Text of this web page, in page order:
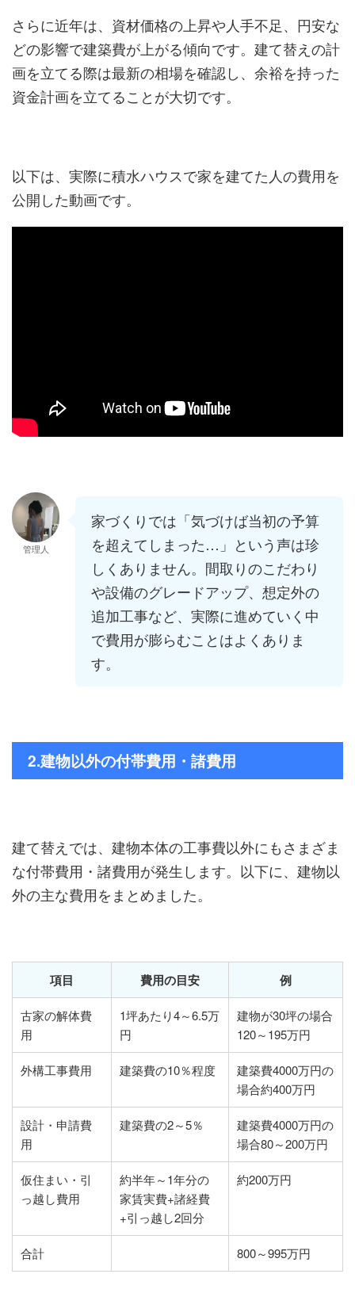
さらに近年は、資材価格の上昇や人手不足、円安な
どの影響で建築費が上がる傾向です。建て替えの計
画を立てる際は最新の相場を確認し、余裕を持った
資金計画を立てることが大切です。
以下は、実際に積水ハウスで家を建てた人の費用を
公開した動画です。
管理人
家づくりでは「気づけば当初の予算
を超えてしまった…」という声は珍
しくありません。間取りのこだわり
や設備のグレードアップ、想定外の
追加工事など、実際に進めていく中
で費用が膨らむことはよくありま
す。
2.建物以外の付帯費用・諸費用
建て替えでは、建物本体の工事費以外にもさまざま
な付帯費用・諸費用が発生します。以下に、建物以
外の主な費用をまとめました。
項目 費用の目安 例
古家の解体費
用
1坪あたり4～6.5万
円
建物が30坪の場合
120～195万円
外構工事費用 建築費の10％程度
建築費4000万円の
場合約400万円
設計・申請費
用
建築費の2～5％
建築費4000万円の
場合80～200万円
仮住まい・引
っ越し費用
約半年～1年分の
家賃実費+諸経費
+引っ越し2回分
約200万円
合計 800～995万円